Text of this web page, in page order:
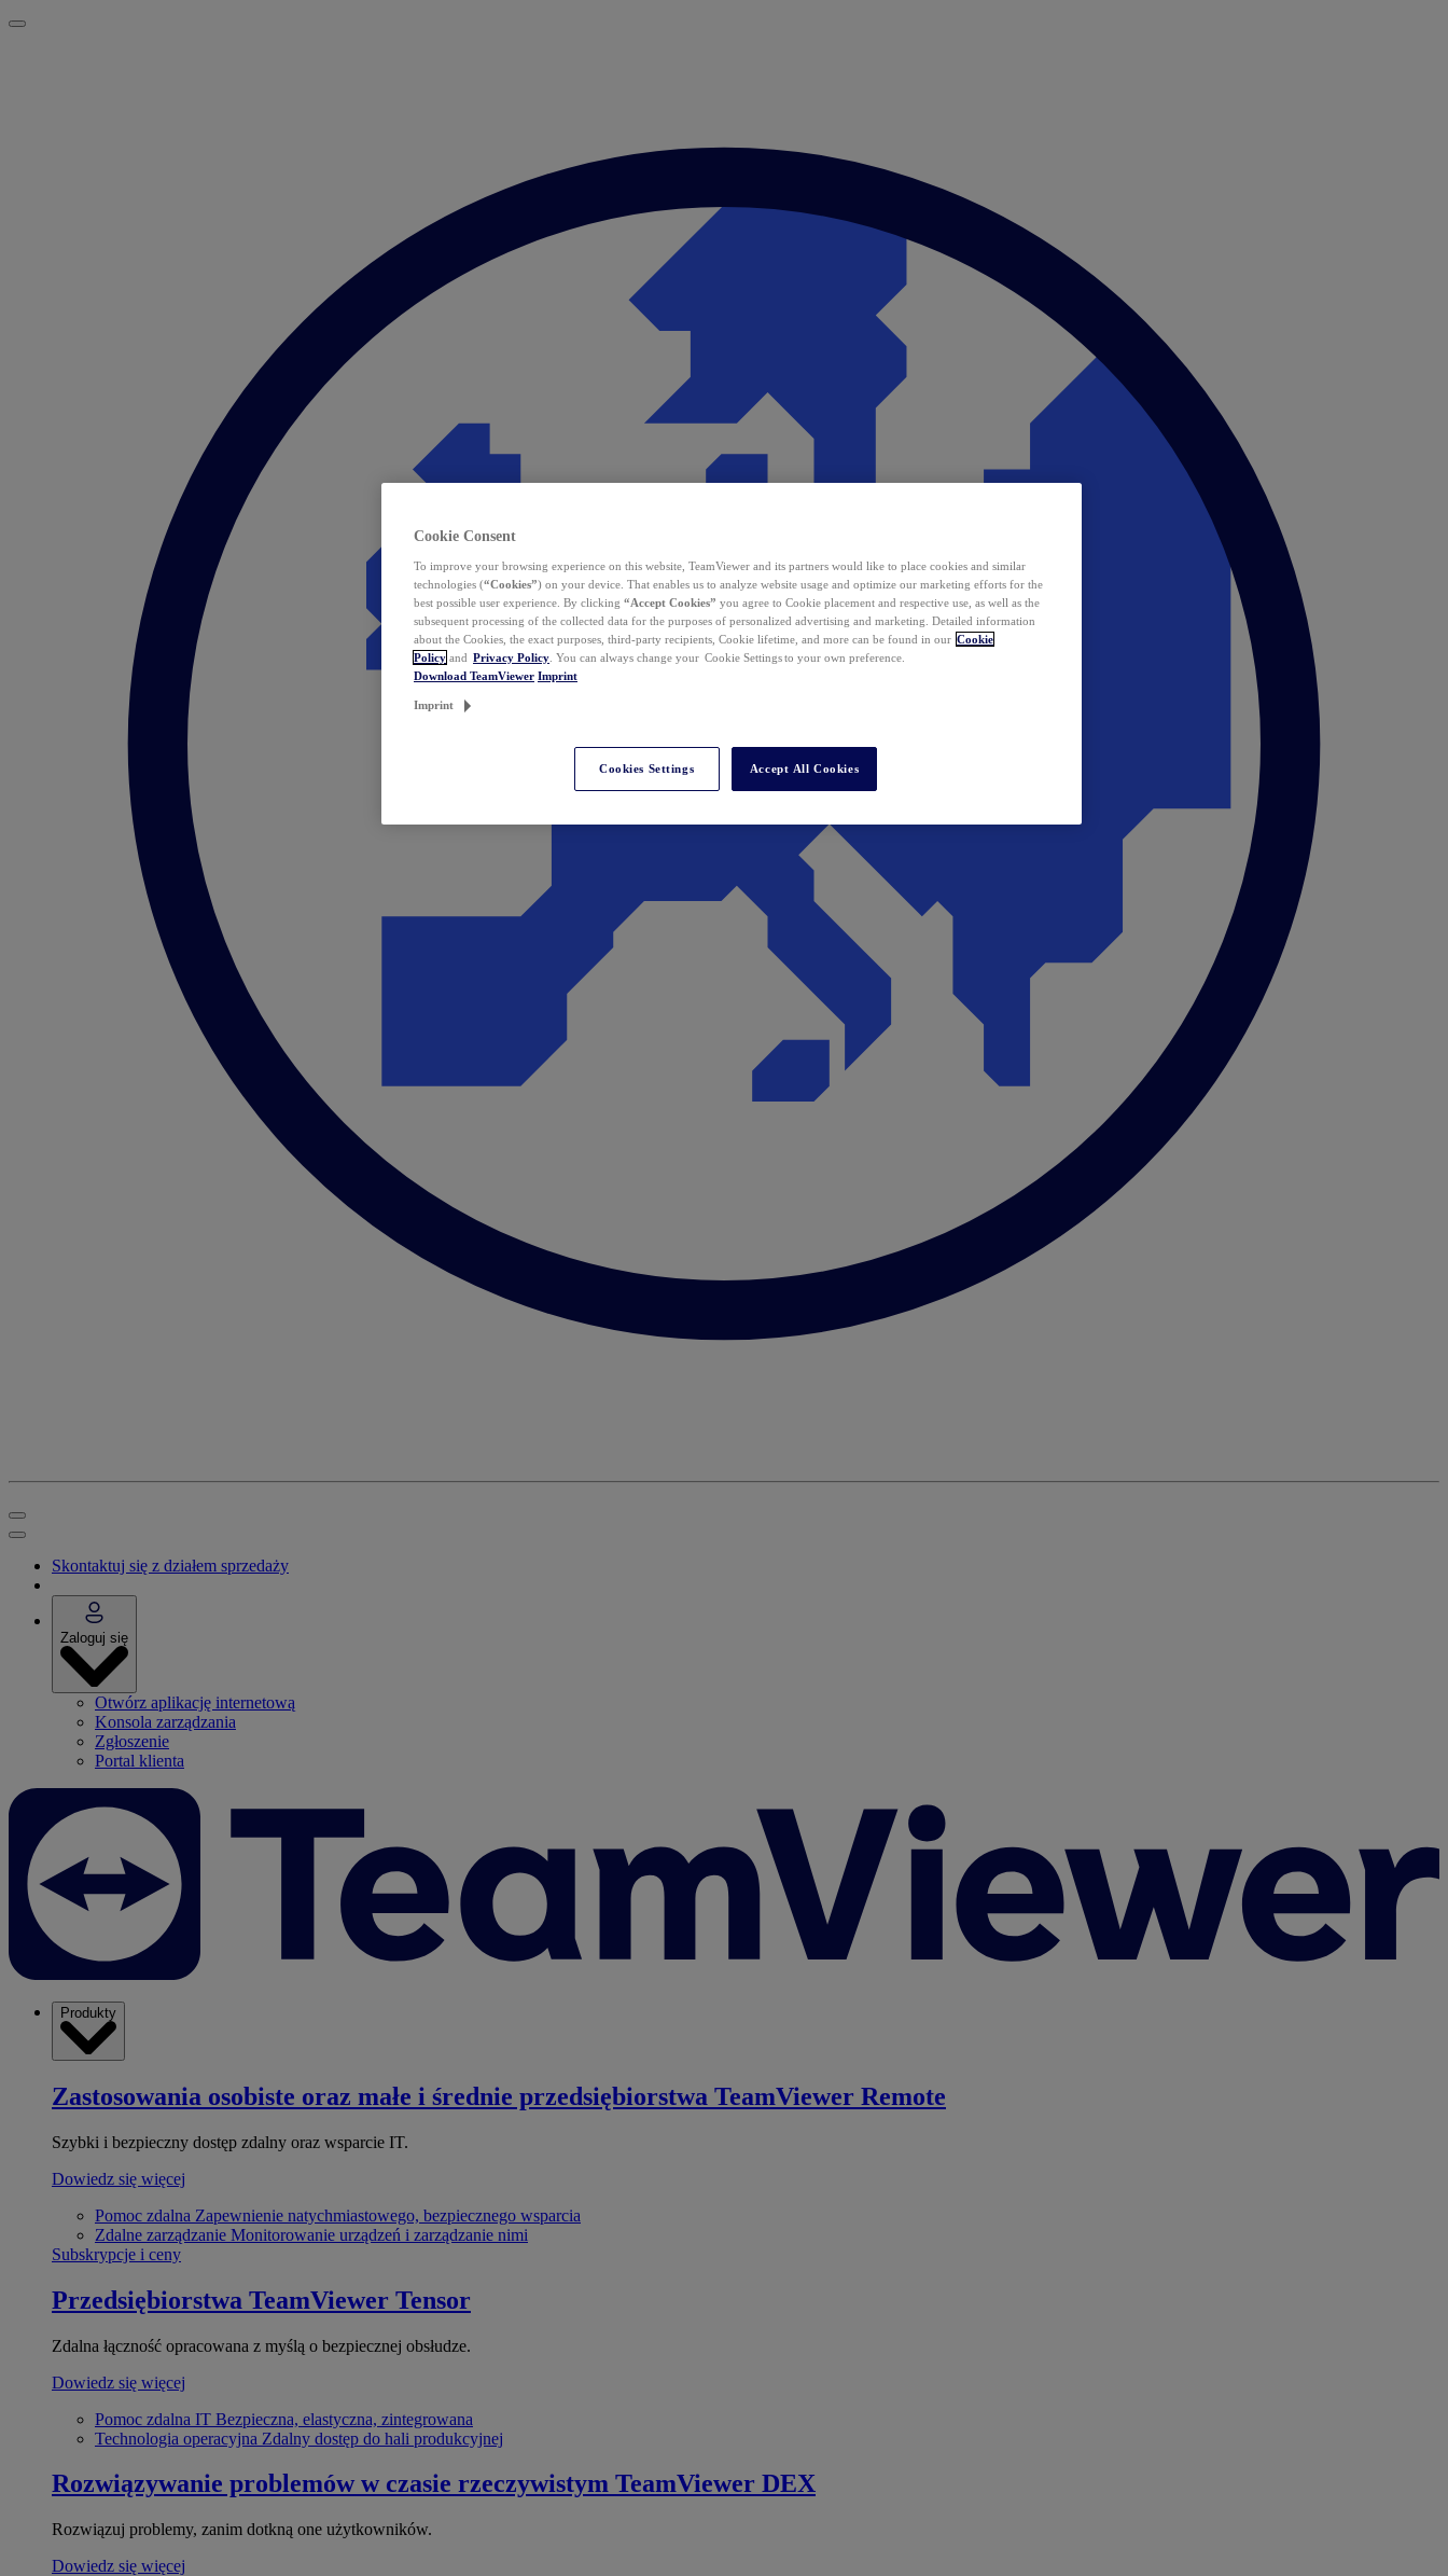
Skontaktuj się z działem sprzedaży
Zaloguj się
Otwórz aplikację internetową
Konsola zarządzania
Zgłoszenie
Portal klienta
Produkty
Zastosowania osobiste oraz małe i średnie przedsiębiorstwa TeamViewer Remote
Szybki i bezpieczny dostęp zdalny oraz wsparcie IT.
Dowiedz się więcej
Pomoc zdalna Zapewnienie natychmiastowego, bezpiecznego wsparcia
Zdalne zarządzanie Monitorowanie urządzeń i zarządzanie nimi
Subskrypcje i ceny
Przedsiębiorstwa TeamViewer Tensor
Zdalna łączność opracowana z myślą o bezpiecznej obsłudze.
Dowiedz się więcej
Pomoc zdalna IT Bezpieczna, elastyczna, zintegrowana
Technologia operacyjna Zdalny dostęp do hali produkcyjnej
Rozwiązywanie problemów w czasie rzeczywistym TeamViewer DEX
Rozwiązuj problemy, zanim dotkną one użytkowników.
Dowiedz się więcej
Cookie Consent
To improve your browsing experience on this website, TeamViewer and its partners would like to place cookies and similar
technologies (“Cookies”) on your device. That enables us to analyze website usage and optimize our marketing efforts for the
best possible user experience. By clicking “Accept Cookies” you agree to Cookie placement and respective use, as well as the
subsequent processing of the collected data for the purposes of personalized advertising and marketing. Detailed information
about the Cookies, the exact purposes, third-party recipients, Cookie lifetime, and more can be found in our Cookie
Policy and Privacy Policy . You can always change your Cookie Settings to your own preference.
Download TeamViewer Imprint
Imprint
Cookies Settings Accept All Cookies